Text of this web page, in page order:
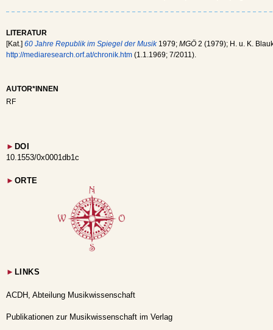
LITERATUR
[Kat.] 60 Jahre Republik im Spiegel der Musik1979; MGÖ 2 (1979); H. u. K.
http://mediaresearch.orf.at/chronik.htm (1.1.1969; 7/2011).
AUTOR*INNEN
RF
► DOI
10.1553/0x0001db1c
► ORTE
► LINKS
ACDH, Abteilung Musikwissenschaft
Publikationen zur Musikwissenschaft im Verlag